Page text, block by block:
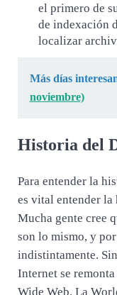
el primero de
de indexación
localizar
Más días
noviembre)
Historia del
Para entender la
es vital entender
Mucha gente cree
son lo mismo, y
indistintamente.
Internet se
Wide Web. La